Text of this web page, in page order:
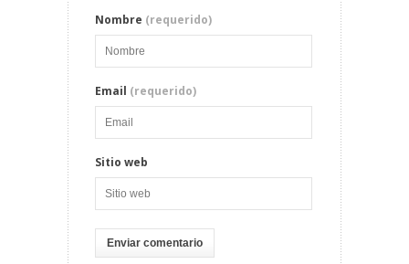
Nombre (requerido)
Email (requerido)
Sitio web